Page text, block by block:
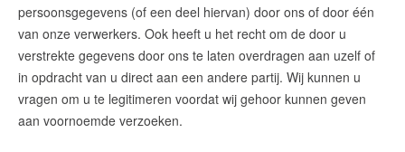
persoonsgegevens (of een deel hiervan) door ons of door één
van onze verwerkers. Ook heeft u het recht om de door u
verstrekte gegevens door ons te laten overdragen aan uzelf of
in opdracht van u direct aan een andere partij. Wij kunnen u
vragen om u te legitimeren voordat wij gehoor kunnen geven
aan voornoemde verzoeken.